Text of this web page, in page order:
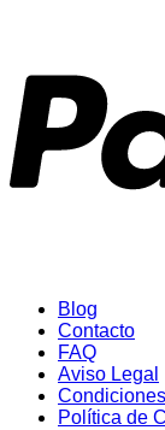
Blog
Contacto
FAQ
Aviso Legal
Política de